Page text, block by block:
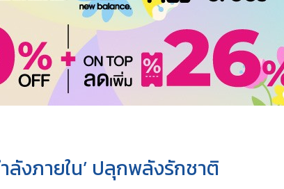
ลังภายใน’ ปลุกพลังรักชาติ